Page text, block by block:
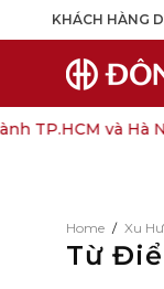
KHÁCH HÀNG
và Hà Nội
Home / Xu
Từ